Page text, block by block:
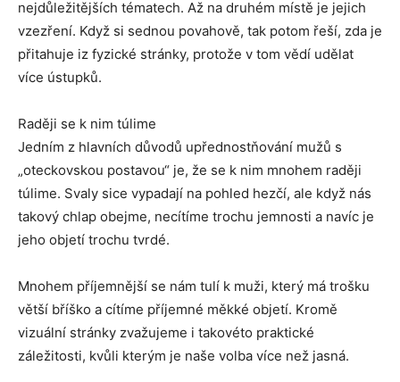
nejdůležitějších tématech. Až na druhém místě je jejich
vzezření. Když si sednou povahově, tak potom řeší, zda je
přitahuje iz fyzické stránky, protože v tom vědí udělat
více ústupků.
Raději se k nim túlime
Jedním z hlavních důvodů upřednostňování mužů s
„oteckovskou postavou“ je, že se k nim mnohem raději
túlime. Svaly sice vypadají na pohled hezčí, ale když nás
takový chlap obejme, necítíme trochu jemnosti a navíc je
jeho objetí trochu tvrdé.
Mnohem příjemnější se nám tulí k muži, který má trošku
větší bříško a cítíme příjemné měkké objetí. Kromě
vizuální stránky zvažujeme i takovéto praktické
záležitosti, kvůli kterým je naše volba více než jasná.